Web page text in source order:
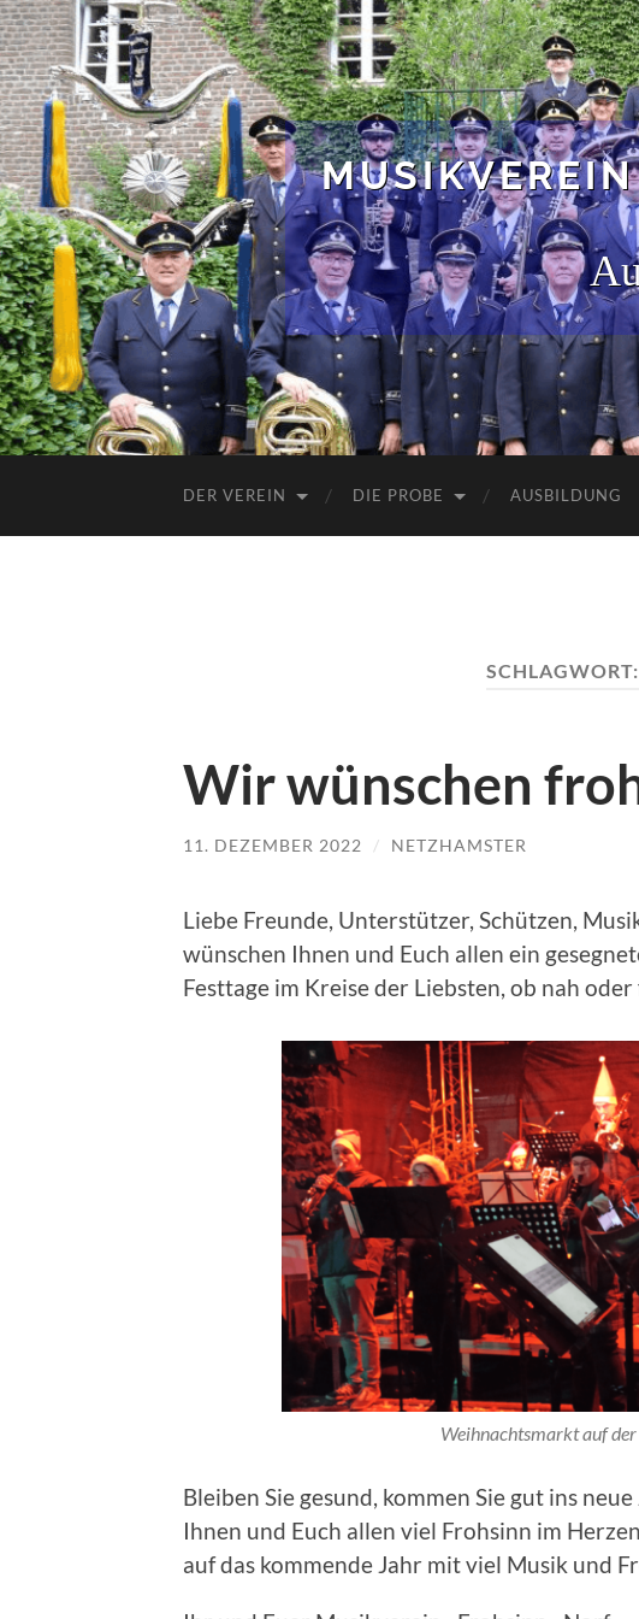
DER VEREIN DIE PROBE AUSBILDUNG
SCHLAGWORT:
Wir wünschen
11. DEZEMBER 2022 / NETZHAMSTER
Liebe Freunde, Unterstützer, Schützen,
wünschen Ihnen und Euch allen ein
Festtage im Kreise der Liebsten, ob nah
Weihnachtsmarkt auf
Bleiben Sie gesund, kommen Sie gut ins
Ihnen und Euch allen viel Frohsinn im
auf das kommende Jahr mit viel Musik und